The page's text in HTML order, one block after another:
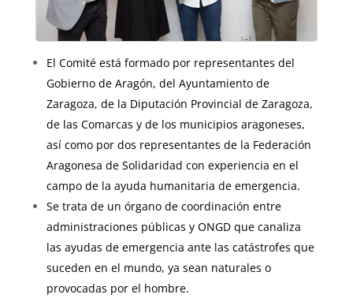
El Comité está formado por representantes del
Gobierno de Aragón, del Ayuntamiento de
Zaragoza, de la Diputación Provincial de Zaragoza,
de las Comarcas y de los municipios aragoneses,
así como por dos representantes de la Federación
Aragonesa de Solidaridad con experiencia en el
campo de la ayuda humanitaria de emergencia.
Se trata de un órgano de coordinación entre
administraciones públicas y ONGD que canaliza
las ayudas de emergencia ante las catástrofes que
suceden en el mundo, ya sean naturales o
provocadas por el hombre.